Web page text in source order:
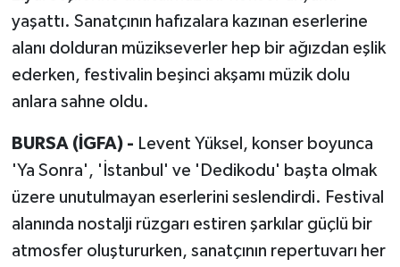
yaşattı. Sanatçının hafızalara kazınan eserlerine
alanı dolduran müzikseverler hep bir ağızdan eşlik
ederken, festivalin beşinci akşamı müzik dolu
anlara sahne oldu.
BURSA (İGFA) - Levent Yüksel, konser boyunca
'Ya Sonra', 'İstanbul' ve 'Dedikodu' başta olmak
üzere unutulmayan eserlerini seslendirdi. Festival
alanında nostalji rüzgarı estiren şarkılar güçlü bir
atmosfer oluştururken, sanatçının repertuvarı her